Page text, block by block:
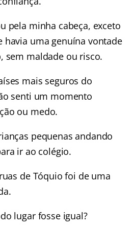
pela minha cabeça, exceto
havia uma genuína vontade
sem maldade ou risco.
mais seguros do
senti um momento
ou medo.
pequenas andando
ir ao colégio.
ruas de Tóquio foi de uma
lugar fosse igual?